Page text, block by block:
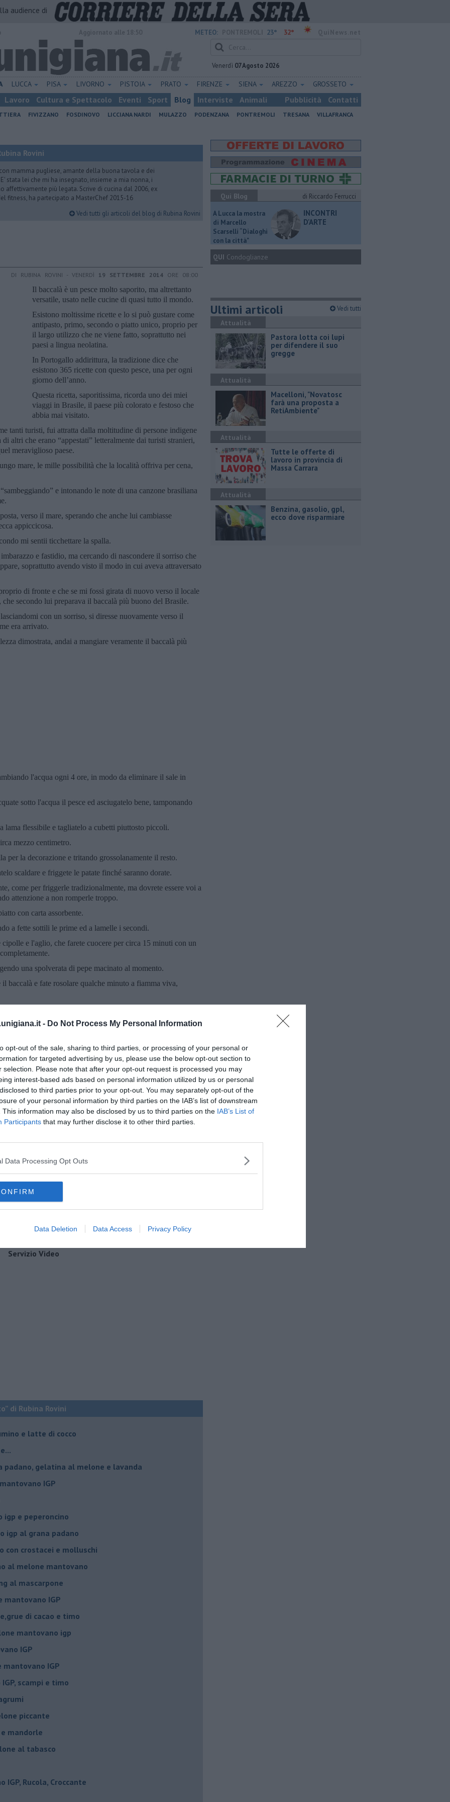
- Do Not Process My Personal Information
opt-out of the sale, sharing to third parties, or processing of your personal or
for targeted advertising by us, please use the below opt-out section to
selection. Please note that after your opt-out request is processed you may
interest-based ads based on personal information utilized by us or personal
to third parties prior to your opt-out. You may separately opt-out of the
of your personal information by third parties on the IAB’s list of downstream
This information may also be disclosed by us to third parties on the IAB’s List of
Participants that may further disclose it to other third parties.
Data Processing Opt Outs
Data Deletion Data Access Privacy Policy
audience di
METEO: 23° 32°
Venerdì 07 Agosto 2026
LUCCA PISA LIVORNO PISTOIA PRATO FIRENZE SIENA AREZZO GROSSETO
Lavoro Cultura e Spettacolo Eventi Sport Blog Interviste Animali Pubblicità Contatti
FIVIZZANO FOSDINOVO LICCIANA NARDI MULAZZO PODENZANA PONTREMOLI TRESANA
VILLAFRANCA
Rovini
mamma pugliese, amante della buona tavola e dei
stata lei che mi ha insegnato, insieme a mia nonna, i
affettivamente più legata. Scrive di cucina dal 2006, ex
fitness, ha partecipato a MasterChef 2015-16
Vedi tutti gli articoli del blog di Rubina Rovini
DI RUBINA ROVINI - VENERDÌ 19 SETTEMBRE 2014 ORE 08:00
Il baccalà è un pesce molto saporito, ma altrettanto
versatile, usato nelle cucine di quasi tutto il mondo.
Esistono moltissime ricette e lo si può gustare come
antipasto, primo, secondo o piatto unico, proprio per
il largo utilizzo che ne viene fatto, soprattutto nei
paesi a lingua neolatina.
In Portogallo addirittura, la tradizione dice che
esistono 365 ricette con questo pesce, una per ogni
giorno dell’anno.
Questa ricetta, saporitissima, ricorda uno dei miei
viaggi in Brasile, il paese più colorato e festoso che
abbia mai visitato.
tanti turisti, fui attratta dalla moltitudine di persone indigene
altri che erano “appestati” letteralmente dai turisti stranieri,
meraviglioso paese.
mare, le mille possibilità che la località offriva per cena,
e intonando le note di una canzone brasiliana
verso il mare, sperando che anche lui cambiasse
appiccicosa.
mi sentii ticchettare la spalla.
e fastidio, ma cercando di nascondere il sorriso che
soprattutto avendo visto il modo in cui aveva attraversato
di fronte e che se mi fossi girata di nuovo verso il locale
secondo lui preparava il baccalà più buono del Brasile.
con un sorriso, si diresse nuovamente verso il
era arrivato.
dimostrata, andai a mangiare veramente il baccalà più
l'acqua ogni 4 ore, in modo da eliminare il sale in
sotto l'acqua il pesce ed asciugatelo bene, tamponando
lama flessibile e tagliatelo a cubetti piuttosto piccoli.
mezzo centimetro.
per la decorazione e tritando grossolanamente il resto.
scaldare e friggete le patate finché saranno dorate.
come per friggerle tradizionalmente, ma dovrete essere voi a
attenzione a non romperle troppo.
con carta assorbente.
a fette sottili le prime ed a lamelle i secondi.
e l'aglio, che farete cuocere per circa 15 minuti con un
una spolverata di pepe macinato al momento.
baccalà e fate rosolare qualche minuto a fiamma viva,
abbassando la fiamma e lasciandole rapprendere un paio di
rimane molto saporito, non rendendo necessario l'uso del
piacciono leggermente più cotte, perché formano una
veramente gustosa.
Servizio Video
di Rubina Rovini
e latte di cocco
padano, gelatina al melone e lavanda
IGP
igp e peperoncino
igp al grana padano
con crostacei e molluschi
al melone mantovano
al mascarpone
mantovano IGP
di cacao e timo
mantovano igp
IGP
IGP
scampi e timo
piccante
mandorle
al tabasco
IGP, Rucola, Croccante
Qui Blog
di Riccardo Ferrucci
A Lucca la mostra
di Marcello
Scarselli “Dialoghi
con la città"
INCONTRI
D'ARTE
QUI Condoglianze
Ultimi articoli Vedi tutti
Attualità
Pastora lotta coi lupi
per difendere il suo
gregge
Attualità
Macelloni, "Novatosc
farà una proposta a
RetiAmbiente"
Attualità
​Tutte le offerte di
lavoro in provincia di
Massa Carrara
Attualità
​Benzina, gasolio, gpl,
ecco dove risparmiare